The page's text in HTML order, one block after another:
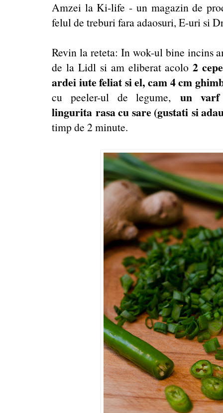
Amzei la Ki-life - un magazin de
felul de treburi fara adaosuri, E-uri si
Revin la reteta: In wok-ul bine incins
de la Lidl si am eliberat acolo2
ardei iute feliat si el, cam 4 cm
cu peeler-ul de legume, un
lingurita rasa cu sare (gustati si
timp de 2 minute.